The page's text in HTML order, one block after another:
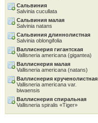
Сальвиния
Salvinia cucullata
Сальвиния малая
Salvinia natans
Сальвиния длиннолистная
Salvinia oblongifolia
Валлиснерия гигантская
Vallisneria americana (gigantea)
Валлиснерия малая
Vallisneria americana (natans)
Валлиснерия крученолистная
Vallisneria americana var.
biwaensis
Валлиснерия спиральная
Vallisneria spiralis «Tiger»